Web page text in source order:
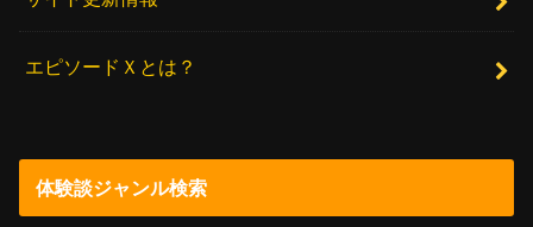
エピソードＸとは？
体験談ジャンル検索